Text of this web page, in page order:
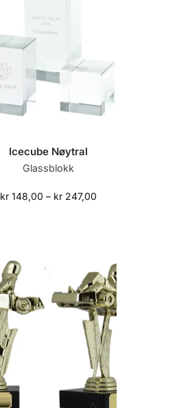
Icecube Nøytral
Glassblokk
kr148,00 – kr247,00